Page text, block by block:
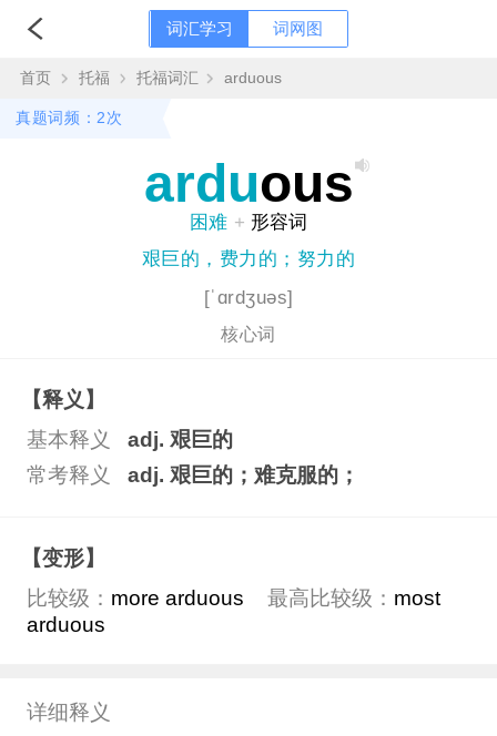
词汇学习 词网图
首页 托福 托福词汇 arduous
真题词频：2次
arduous
困难 + 形容词
艰巨的，费力的；努力的
[ˈɑrdʒuəs]
核心词
【释义】
基本释义
adj. 艰巨的
常考释义
adj. 艰巨的；难克服的；
【变形】
比较级： more arduous 最高比较级： most
arduous
详细释义